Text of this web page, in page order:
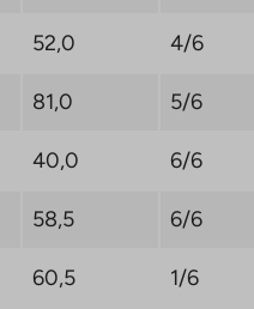
52,0 4/6
81,0 5/6
40,0 6/6
58,5 6/6
60,5 1/6